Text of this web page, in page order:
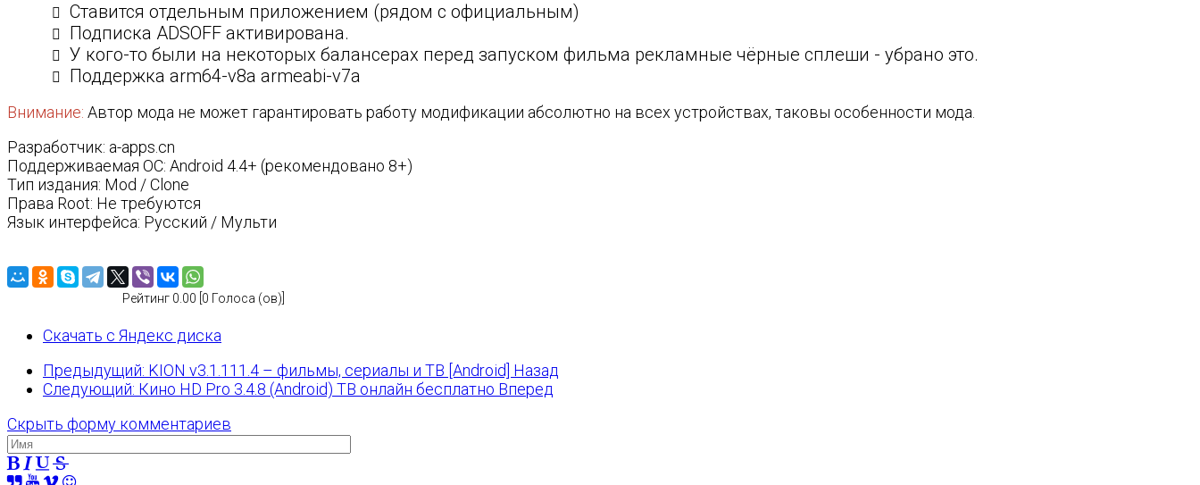
Ставится отдельным приложением (рядом с официальным)
Подписка ADSOFF активирована.
У кого-то были на некоторых балансерах перед запуском фильма рекламные чёрные сплеши - убрано это.
Поддержка arm64-v8a armeabi-v7a
Внимание: Автор мода не может гарантировать работу модификации абсолютно на всех устройствах, таковы особенности мода.
Разработчик: a-apps.cn
Поддерживаемая ОС: Android 4.4+ (рекомендовано 8+)
Тип издания: Mod / Clone
Права Root: Не требуются
Язык интерфейса: Русский / Мульти
Рейтинг 0.00 [0 Голоса (ов)]
Скачать с Яндекс диска
Предыдущий: KION v3.1.111.4 – фильмы, сериалы и ТВ [Android] Назад
Следующий: Кино HD Pro 3.4.8 (Android) ТВ онлайн бесплатно Вперед
Скрыть форму комментариев